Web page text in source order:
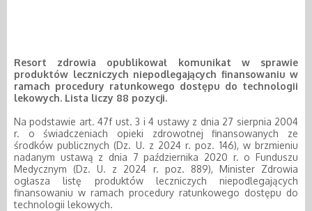
Resort zdrowia opublikował komunikat w sprawie
produktów leczniczych niepodlegających finansowaniu w
ramach procedury ratunkowego dostępu do technologii
lekowych. Lista liczy 88 pozycji.
Na podstawie art. 47f ust. 3 i 4 ustawy z dnia 27 sierpnia 2004
r. o świadczeniach opieki zdrowotnej finansowanych ze
środków publicznych (Dz. U. z 2024 r. poz. 146), w brzmieniu
nadanym ustawą z dnia 7 października 2020 r. o Funduszu
Medycznym (Dz. U. z 2024 r. poz. 889), Minister Zdrowia
ogłasza listę produktów leczniczych niepodlegających
finansowaniu w ramach procedury ratunkowego dostępu do
technologii lekowych.